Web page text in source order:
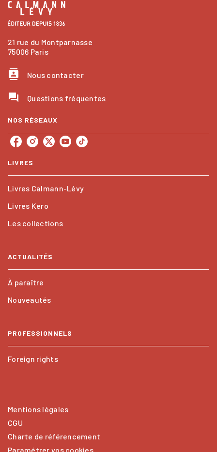
21 rue du Montparnasse
75006 Paris
contacts Nous contacter
question_answer Questions fréquentes
NOS RÉSEAUX
LIVRES
Livres Calmann-Lévy
Livres Kero
Les collections
ACTUALITÉS
À paraître
Nouveautés
PROFESSIONNELS
Foreign rights
Mentions légales
CGU
Charte de référencement
Paramétrer vos cookies